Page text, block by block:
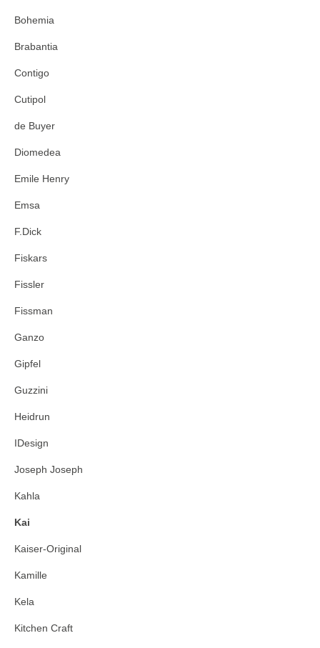
Bohemia
Brabantia
Contigo
Cutipol
de Buyer
Diomedea
Emile Henry
Emsa
F.Dick
Fiskars
Fissler
Fissman
Ganzo
Gipfel
Guzzini
Heidrun
IDesign
Joseph Joseph
Kahla
Kai
Kaiser-Original
Kamille
Kela
Kitchen Craft